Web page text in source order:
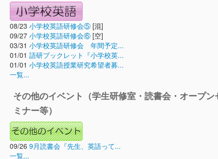
08/23 小学校英語研修会⑤ [混]
09/27 小学校英語研修会⑥ [空]
03/31 小学校英語研修会 年間予定...
01/01 語研ブックレット『小学校英...
01/01 小学校英語授業研究希望者募...
一覧...
その他のイベント（学生研修室・読書会・オープン
ミナー等）
09/26 9月読書会『先生、英語って...
一覧...